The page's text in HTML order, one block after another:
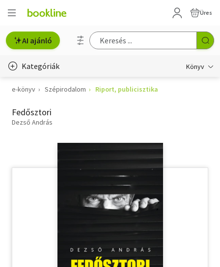
Üres
AI ajánló
Kategóriák Könyv
Életmód, egészség
Erotika
Tankönyv, segédkönyv
e-könyv Szépirodalom Riport, publicisztika
Fedősztori
Dezső András